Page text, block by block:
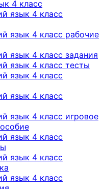
4 класс
язык 4 класс
язык 4 класс рабочие
язык 4 класс задания
язык 4 класс тесты
язык 4 класс
язык 4 класс
язык 4 класс игровое
язык 4 класс
язык 4 класс
язык 4 класс